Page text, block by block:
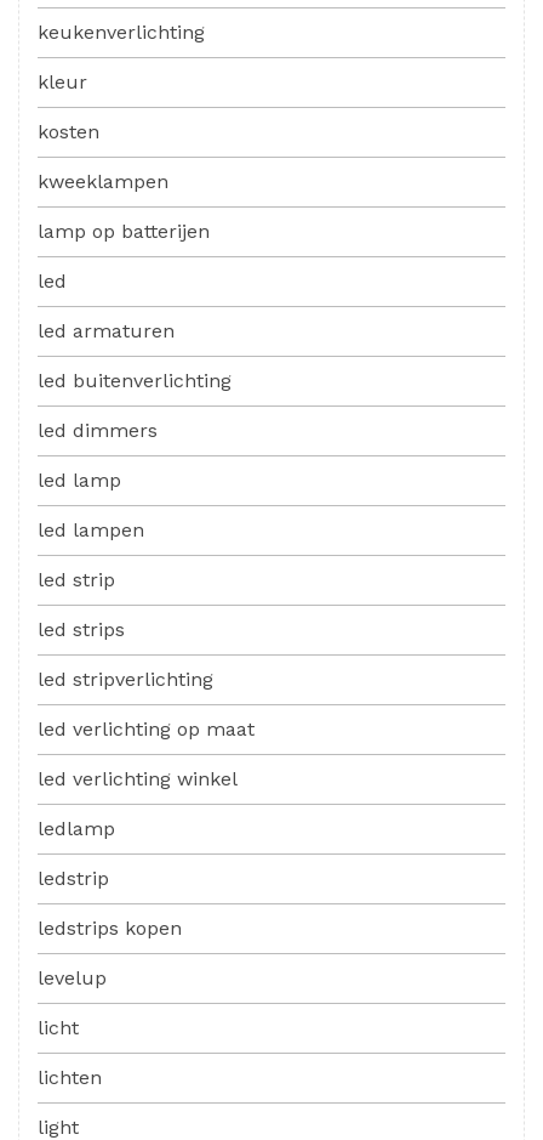
keukenverlichting
kleur
kosten
kweeklampen
lamp op batterijen
led
led armaturen
led buitenverlichting
led dimmers
led lamp
led lampen
led strip
led strips
led stripverlichting
led verlichting op maat
led verlichting winkel
ledlamp
ledstrip
ledstrips kopen
levelup
licht
lichten
light